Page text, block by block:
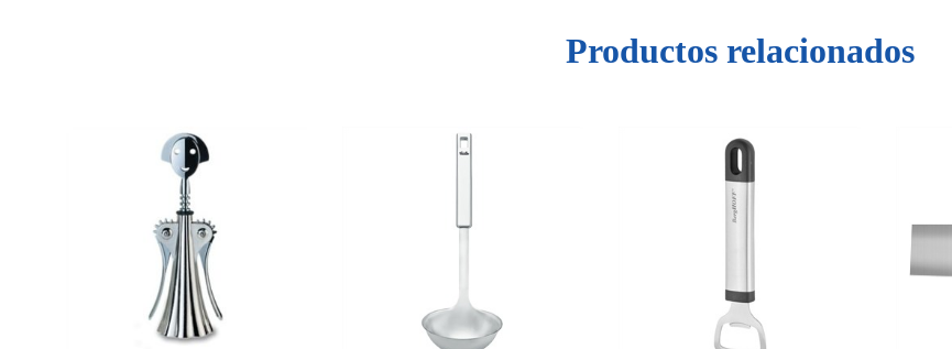
Productos relacionados